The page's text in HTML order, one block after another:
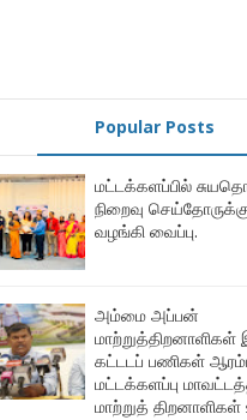
Popular Posts
மட்டக்களப்பில்
நிறைவு
வழங்கி வைப்பு.
அம்மை அப்பன்
கட்டடப் பணிகள்
மட்டக்களப்பு
மாற்றுத்